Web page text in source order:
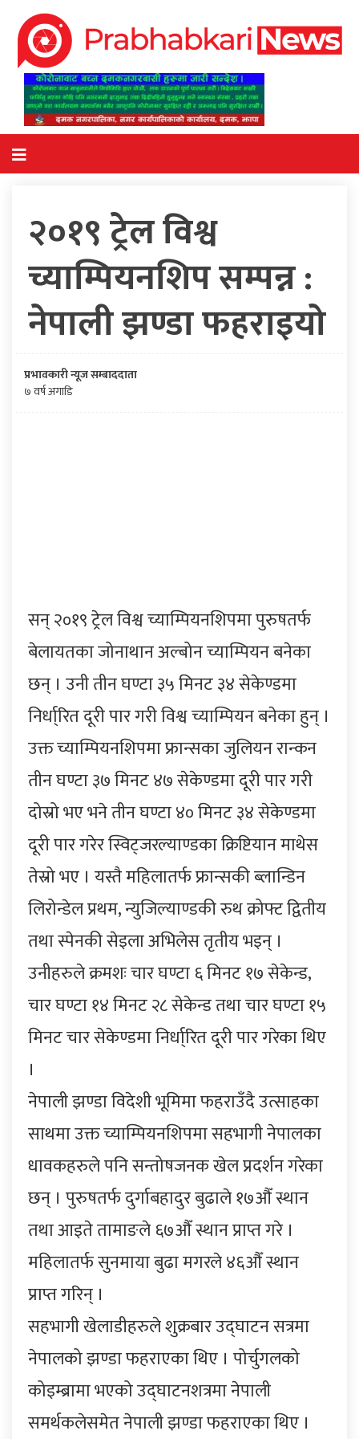
२०१९ ट्रेल विश्व
च्याम्पियनशिप सम्पन्न :
नेपाली झण्डा फहराइयो
प्रभावकारी न्यूज सम्बाददाता
७ वर्ष अगाडि
सन् २०१९ ट्रेल विश्व च्याम्पियनशिपमा पुरुषतर्फ
बेलायतका जोनाथान अल्बोन च्याम्पियन बनेका
छन् । उनी तीन घण्टा ३५ मिनट ३४ सेकेण्डमा
निर्धा्रित दूरी पार गरी विश्व च्याम्पियन बनेका हुन् ।
उक्त च्याम्पियनशिपमा फ्रान्सका जुलियन रान्कन
तीन घण्टा ३७ मिनट ४७ सेकेण्डमा दूरी पार गरी
दोस्रो भए भने तीन घण्टा ४० मिनट ३४ सेकेण्डमा
दूरी पार गरेर स्विट्जरल्याण्डका क्रिष्टियान माथेस
तेस्रो भए । यस्तै महिलातर्फ फ्रान्सकी ब्लान्डिन
लिरोन्डेल प्रथम, न्युजिल्याण्डकी रुथ क्रोफ्ट द्वितीय
तथा स्पेनकी सेइला अभिलेस तृतीय भइन् ।
उनीहरुले क्रमशः चार घण्टा ६ मिनट १७ सेकेन्ड,
चार घण्टा १४ मिनट २८ सेकेन्ड तथा चार घण्टा १५
मिनट चार सेकेण्डमा निर्धा्रित दूरी पार गरेका थिए
।
नेपाली झण्डा विदेशी भूमिमा फहराउँदै उत्साहका
साथमा उक्त च्याम्पियनशिपमा सहभागी नेपालका
धावकहरुले पनि सन्तोषजनक खेल प्रदर्शन गरेका
छन् । पुरुषतर्फ दुर्गाबहादुर बुढाले १७औँ स्थान
तथा आइते तामाङले ६७औँ स्थान प्राप्त गरे ।
महिलातर्फ सुनमाया बुढा मगरले ४६औँ स्थान
प्राप्त गरिन् ।
सहभागी खेलाडीहरुले शुक्रबार उद्घाटन सत्रमा
नेपालको झण्डा फहराएका थिए । पोर्चुगलको
कोइम्ब्रामा भएको उद्घाटनशत्रमा नेपाली
समर्थकलेसमेत नेपाली झण्डा फहराएका थिए ।